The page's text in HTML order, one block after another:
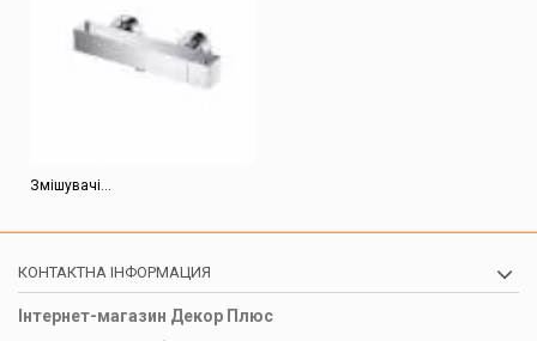
Змішувачі...
КОНТАКТНА ІНФОРМАЦИЯ
Інтернет-магазин Декор Плюс